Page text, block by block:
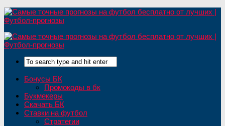
Бонусы БК
Промокоды в бк
Букмекеры
Скачать БК
Ставки на футбол
Стратегии